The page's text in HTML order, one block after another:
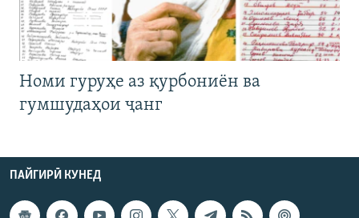
Номи гуруҳе аз қурбониён ва
гумшудаҳои ҷанг
ПАЙГИРӢ КУНЕД